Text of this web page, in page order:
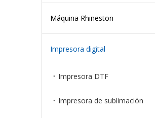
Máquina Rhineston
Impresora digital
Impresora DTF
Impresora de sublimación